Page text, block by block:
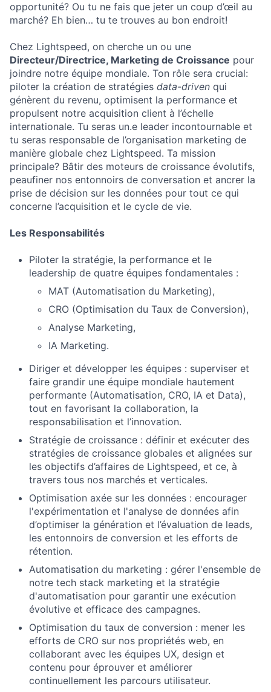
opportunité? Ou tu ne fais que jeter un coup d’œil au
marché? Eh bien… tu te trouves au bon endroit!
Chez Lightspeed, on cherche un ou une
Directeur/Directrice, Marketing de Croissance pour
joindre notre équipe mondiale. Ton rôle sera crucial:
piloter la création de stratégies data-driven qui
génèrent du revenu, optimisent la performance et
propulsent notre acquisition client à l’échelle
internationale. Tu seras un.e leader incontournable et
tu seras responsable de l’organisation marketing de
manière globale chez Lightspeed. Ta mission
principale? Bâtir des moteurs de croissance évolutifs,
peaufiner nos entonnoirs de conversation et ancrer la
prise de décision sur les données pour tout ce qui
concerne l’acquisition et le cycle de vie.
Les Responsabilités
Piloter la stratégie, la performance et le
leadership de quatre équipes fondamentales :
MAT (Automatisation du Marketing),
CRO (Optimisation du Taux de Conversion),
Analyse Marketing,
IA Marketing.
Diriger et développer les équipes : superviser et
faire grandir une équipe mondiale hautement
performante (Automatisation, CRO, IA et Data),
tout en favorisant la collaboration, la
responsabilisation et l’innovation.
Stratégie de croissance : définir et exécuter des
stratégies de croissance globales et alignées sur
les objectifs d’affaires de Lightspeed, et ce, à
travers tous nos marchés et verticales.
Optimisation axée sur les données : encourager
l'expérimentation et l'analyse de données afin
d’optimiser la génération et l’évaluation de leads,
les entonnoirs de conversion et les efforts de
rétention.
Automatisation du marketing : gérer l'ensemble de
notre tech stack marketing et la stratégie
d'automatisation pour garantir une exécution
évolutive et efficace des campagnes.
Optimisation du taux de conversion : mener les
efforts de CRO sur nos propriétés web, en
collaborant avec les équipes UX, design et
contenu pour éprouver et améliorer
continuellement les parcours utilisateur.